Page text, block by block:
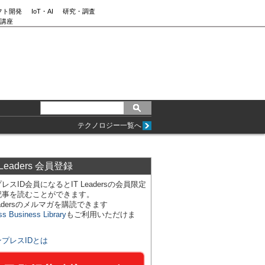
ト開発 IoT・AI
研究・調査
座
テクノロジー一覧へ
会員登録
スID会員になるとIT Leadersの会員限定
を読むことができます。
のメルマガを購読できます
Business Libraryもご利用いただけま
プレスIDとは